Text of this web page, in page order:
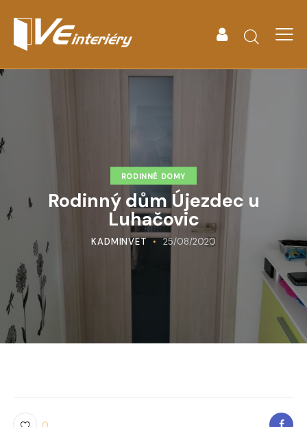
RODINNÉ DOMY
Rodinný dům Újezdec u
Luhačovic
KADMINVET 25/08/2020